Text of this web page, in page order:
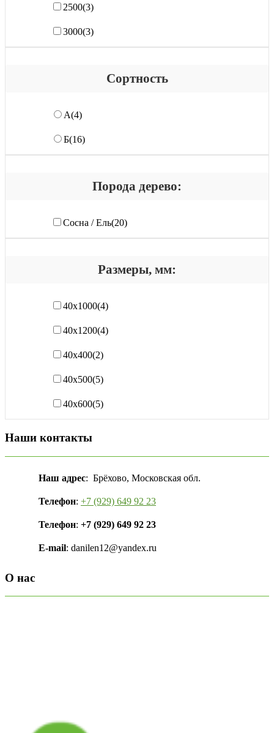
2500(3)
3000(3)
Сортность
А(4)
Б(16)
Порода дерево:
Сосна / Ель(20)
Размеры, мм:
40x1000(4)
40х1200(4)
40х400(2)
40х500(5)
40х600(5)
Наши контакты
Наш адрес: Брёхово, Московская обл.
Телефон: +7 (929) 649 92 23
Телефон: +7 (929) 649 92 23
E-mail: danilen12@yandex.ru
О нас